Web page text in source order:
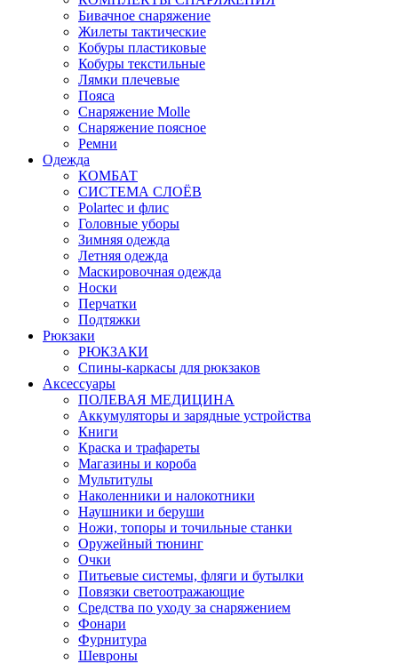
Бивачное снаряжение
Жилеты тактические
Кобуры пластиковые
Кобуры текстильные
Лямки плечевые
Пояса
Снаряжение Molle
Снаряжение поясное
Ремни
Одежда
КОМБАТ
СИСТЕМА СЛОЁВ
Polartec и флис
Головные уборы
Зимняя одежда
Летняя одежда
Маскировочная одежда
Носки
Перчатки
Подтяжки
Рюкзаки
РЮКЗАКИ
Спины-каркасы для рюкзаков
Аксессуары
ПОЛЕВАЯ МЕДИЦИНА
Аккумуляторы и зарядные устройства
Книги
Краска и трафареты
Магазины и короба
Мультитулы
Наколенники и налокотники
Наушники и беруши
Ножи, топоры и точильные станки
Оружейный тюнинг
Очки
Питьевые системы, фляги и бутылки
Повязки светоотражающие
Средства по уходу за снаряжением
Фонари
Фурнитура
Шевроны